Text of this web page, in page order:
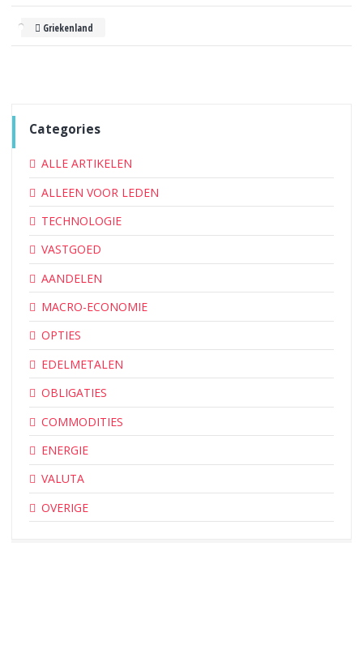
Griekenland
Categories
ALLE ARTIKELEN
ALLEEN VOOR LEDEN
TECHNOLOGIE
VASTGOED
AANDELEN
MACRO-ECONOMIE
OPTIES
EDELMETALEN
OBLIGATIES
COMMODITIES
ENERGIE
VALUTA
OVERIGE